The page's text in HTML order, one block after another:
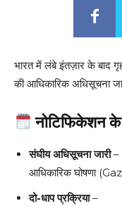
भारत में लंबे इंतज़ार के बाद
की आधिकारिक अधिसूचना
नोटिफिकेशन के
संघीय अधिसूचना जारी–
आधिकारिक घोषणा
दो-धाप प्रक्रिया–